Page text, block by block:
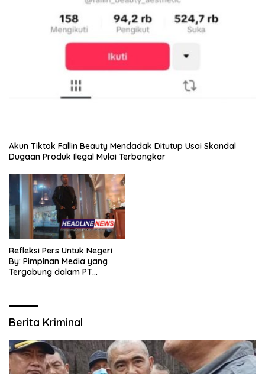
Akun Tiktok Fallin Beauty Mendadak Ditutup Usai Skandal
Dugaan Produk Ilegal Mulai Terbongkar
Refleksi Pers Untuk Negeri
By: Pimpinan Media yang
Tergabung dalam PT
Berita Kriminal